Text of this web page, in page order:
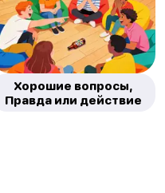
Хорошие вопросы,
Правда или действие